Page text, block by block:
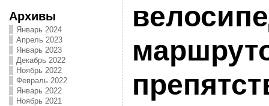
Архивы
Январь 2024
Апрель 2023
Январь 2023
Декабрь 2022
Ноябрь 2022
Февраль 2022
Январь 2022
Ноябрь 2021